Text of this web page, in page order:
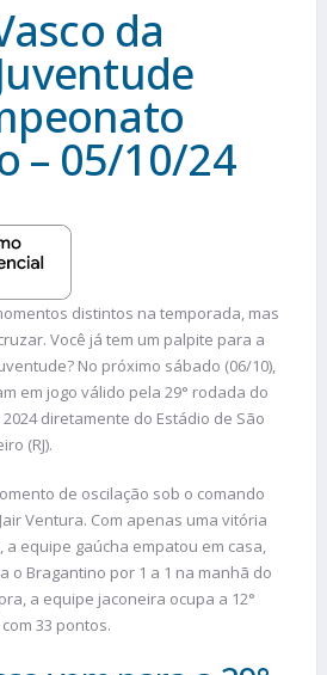
da
– 05/10/24
distintos na temporada, mas
Você já tem um palpite para a
No próximo sábado (06/10),
em jogo válido pela 29° rodada do
diretamente do Estádio de São
(RJ).
de oscilação sob o comando
Ventura. Com apenas uma vitória
a equipe gaúcha empatou em casa,
o Bragantino por 1 a 1 na manhã do
a equipe jaconeira ocupa a 12°
33 pontos.